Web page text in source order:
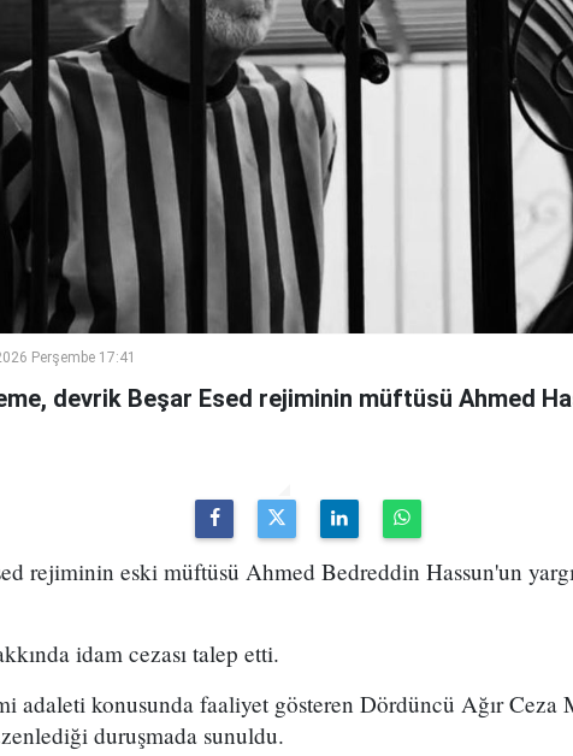
Perşembe 17:41
devrik Beşar Esed rejiminin müftüsü Ahmed
rejiminin eski müftüsü Ahmed Bedreddin Hassun'un
idam cezası talep etti.
adaleti konusunda faaliyet gösteren Dördüncü Ağır Ceza
duruşmada sunuldu.